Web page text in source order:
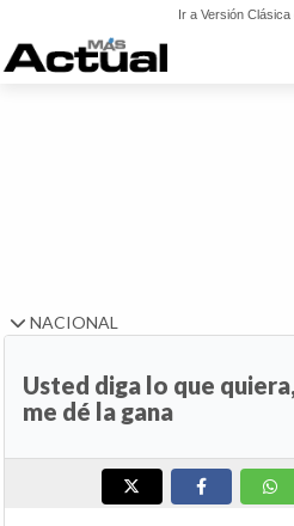
Ir a Versión
NACIONAL
Usted diga lo que
me dé la gana